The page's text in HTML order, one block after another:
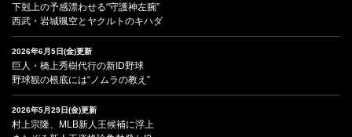
下剋上の予感漂わせる“守護神左腕”
西武・岩城颯空とヤクルトのキハダ
2026年6月5日(金)更新
巨人・橋上秀樹代行の新ID野球
野球観の根底には“ノムラの教え”
2026年5月29日(金)更新
村上宗隆、MLB新人王候補に浮上